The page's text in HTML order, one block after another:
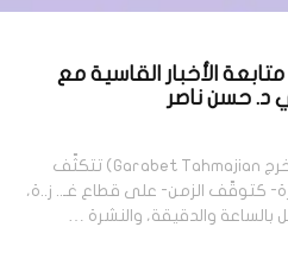
الأخبار القاسية مع
د. حسن ناصر
كتبت: حنان فضل الله (الصورة للمخرج Garabet Tahmajian) تتكثّف
كتوقّف الزمن- على قطاع غـ.. ز..ة،
بالساعة والدقيقة، والنشرة …